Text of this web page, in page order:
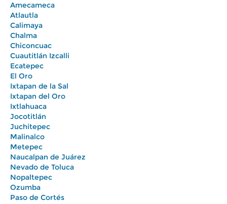
Amecameca
Atlautla
Calimaya
Chalma
Chiconcuac
Cuautitlán Izcalli
Ecatepec
El Oro
Ixtapan de la Sal
Ixtapan del Oro
Ixtlahuaca
Jocotitlán
Juchitepec
Malinalco
Metepec
Naucalpan de Juárez
Nevado de Toluca
Nopaltepec
Ozumba
Paso de Cortés